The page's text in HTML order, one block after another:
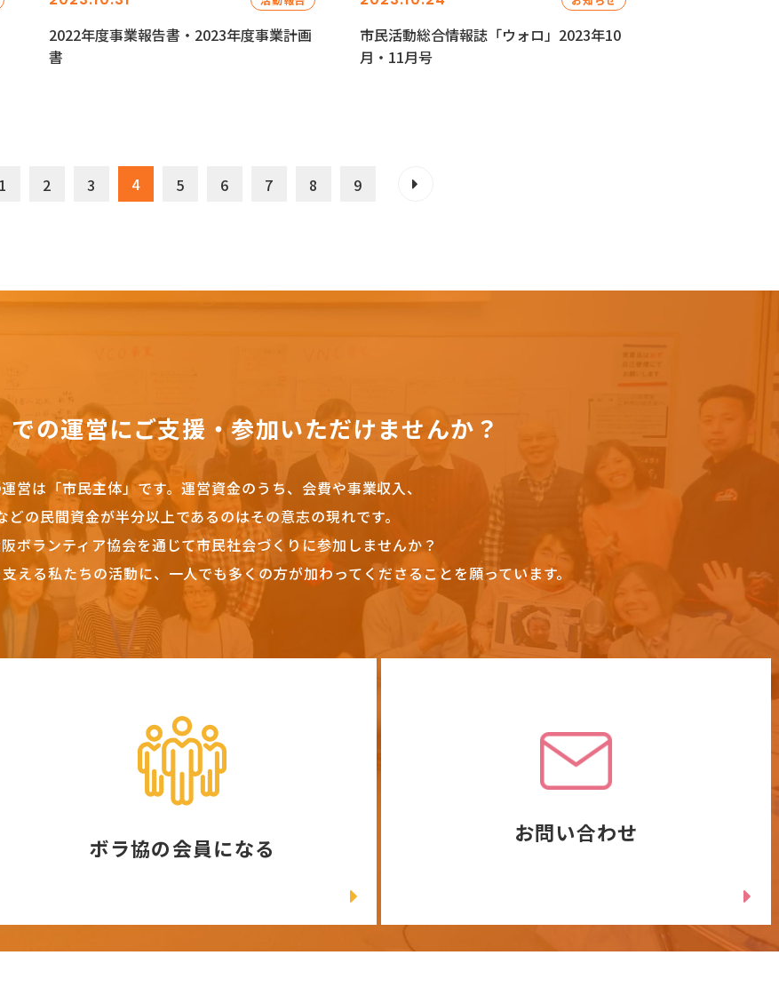
2022年度事業報告書・2023年度事業計画
書
市民活動総合情報誌「ウォロ」2023年10
月・11月号
1 2 3 4 5 6 7 8 9
での運営にご支援・参加いただけませんか？
営は「市民主体」です。 運営資金のうち、会費や事業収入、
どの民間資金が半分以上であるのはその意志の現れです。
ボランティア協会を通じて市民社会づくりに参加しませんか？
える私たちの活動に、一人でも多くの方が加わってくださることを願っています。
ボラ協の会員になる
お問い合わせ